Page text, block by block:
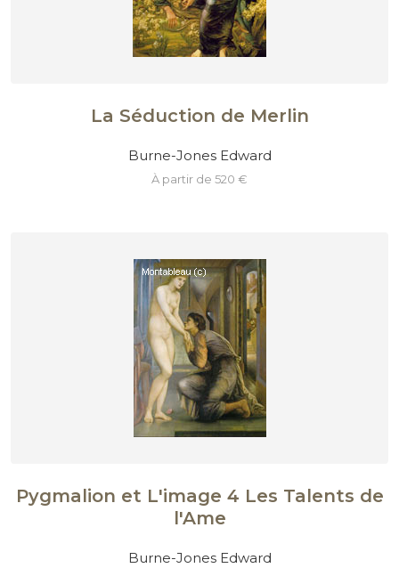
La Séduction de Merlin
Burne-Jones Edward
à partir de 520 €
Pygmalion et L'image 4 Les Talents de
l'Ame
Burne-Jones Edward